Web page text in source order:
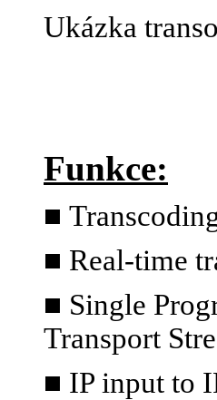
Ukázka
Funkce:
■
■ Real-time
■ Single
Transport
■ IP input to